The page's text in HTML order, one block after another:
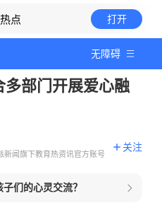
点 打开
无障碍
多部门开展爱心融
新闻旗下教育热资讯官方账号
关注
们的心灵交流？